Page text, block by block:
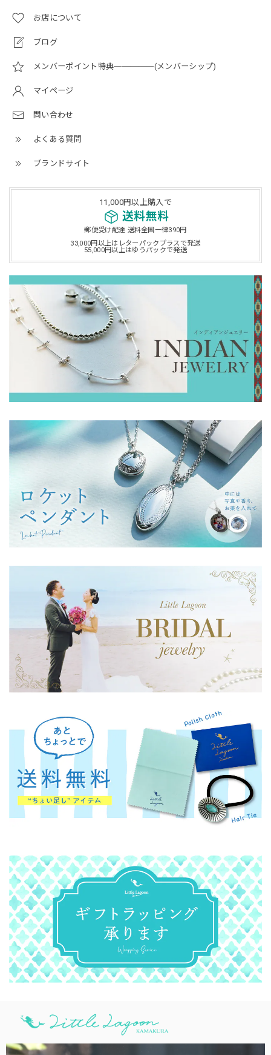
お店について
ブログ
メンバーポイント特典─────(メンバーシップ)
マイページ
問い合わせ
よくある質問
ブランドサイト
11,000円以上購入で
送料無料
郵便受け配達 送料全国一律390円
33,000円以上はレターパックプラスで発送
55,000円以上はゆうパックで発送